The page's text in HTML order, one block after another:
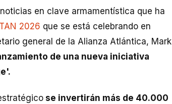
en clave armamentística que ha
2026 que se está celebrando en
general de la Alianza Atlántica, Mark
de una nueva iniciativa
se invertirán más de 40.000